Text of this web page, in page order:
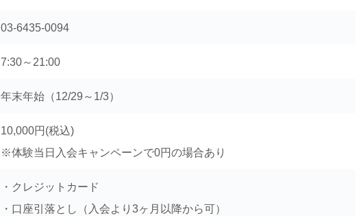
03-6435-0094
7:30～21:00
年末年始（12/29～1/3）
10,000円(税込)
※体験当日入会キャンペーンで0円の場合あり
・クレジットカード
・口座引落とし（入会より3ヶ月以降から可）